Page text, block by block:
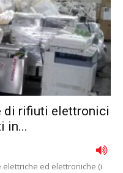
di rifiuti elettronici
in...
ed elettroniche (i